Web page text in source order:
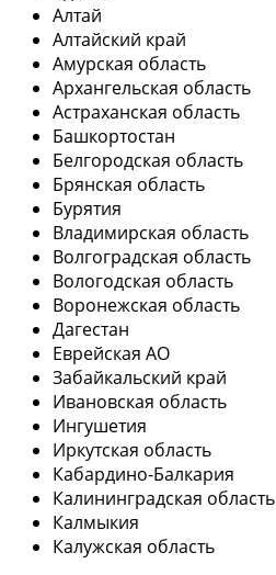
Алтай
Алтайский край
Амурская область
Архангельская область
Астраханская область
Башкортостан
Белгородская область
Брянская область
Бурятия
Владимирская область
Волгоградская область
Вологодская область
Воронежская область
Дагестан
Еврейская АО
Забайкальский край
Ивановская область
Ингушетия
Иркутская область
Кабардино-Балкария
Калининградская область
Калмыкия
Калужская область